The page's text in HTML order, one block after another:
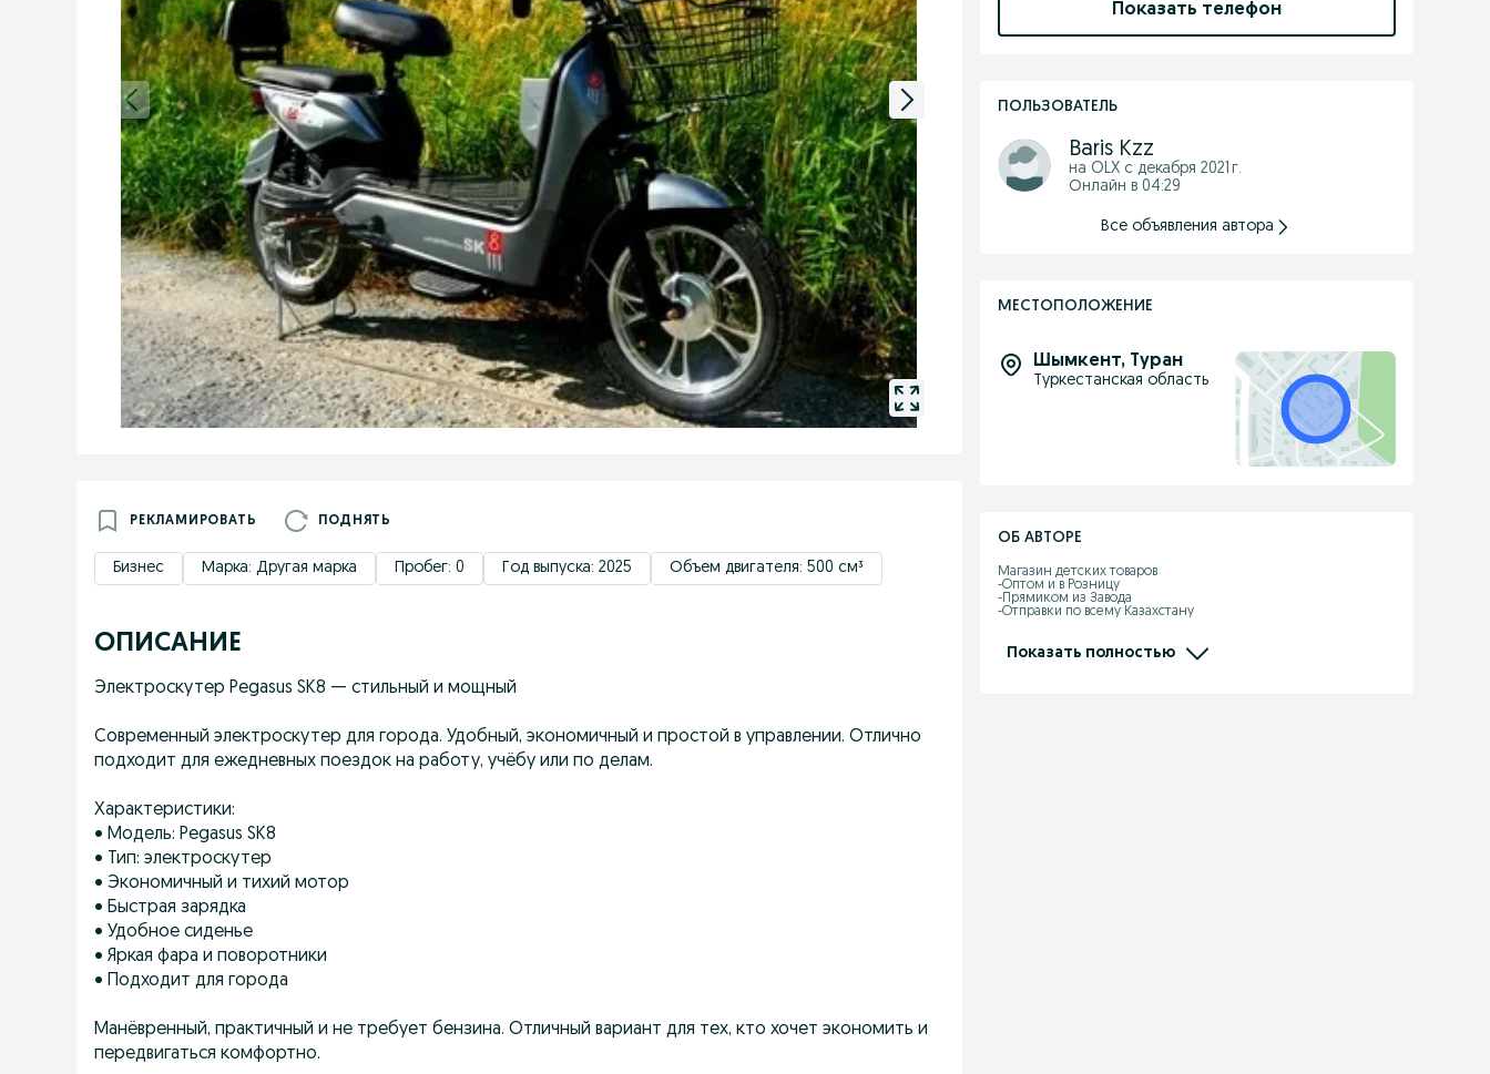
РЕКЛАМИРОВАТЬ ПОДНЯТЬ
Бизнес Марка: Другая марка Пробег: 0 Год выпуска: 2025 Объем двигателя: 500 см³
ОПИСАНИЕ
Электроскутер Pegasus SK8 — стильный и мощный
Современный электроскутер для города. Удобный, экономичный и простой в управлении. Отлично
подходит для ежедневных поездок на работу, учёбу или по делам.
Характеристики:
• Модель: Pegasus SK8
• Тип: электроскутер
• Экономичный и тихий мотор
• Быстрая зарядка
• Удобное сиденье
• Яркая фара и поворотники
• Подходит для города
Манёвренный, практичный и не требует бензина. Отличный вариант для тех, кто хочет экономить и
передвигаться комфортно.
Показать телефон
ПОЛЬЗОВАТЕЛЬ
Baris Kzz
на OLX с декабря 2021 г.
Онлайн в 04:29
Все объявления автора
МЕСТОПОЛОЖЕНИЕ
Шымкент, Туран
Туркестанская область
ОБ АВТОРЕ
Магазин детских товаров
-Оптом и в Розницу
-Прямиком из Завода
-Отправки по всему Казахстану
-Без выходных с 10:00-22:00
-Доставка по городу Шымкент бесплатно
Показать полностью